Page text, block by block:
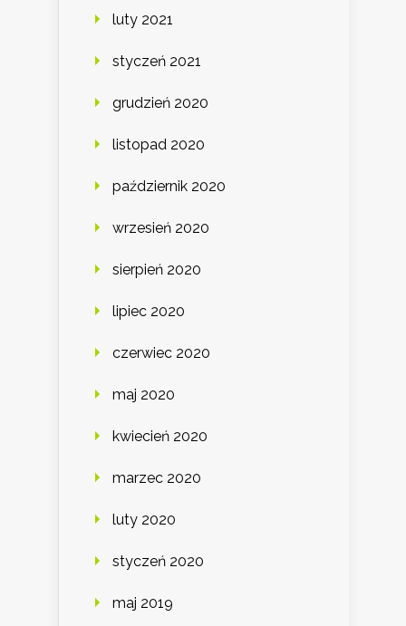
luty 2021
styczeń 2021
grudzień 2020
listopad 2020
październik 2020
wrzesień 2020
sierpień 2020
lipiec 2020
czerwiec 2020
maj 2020
kwiecień 2020
marzec 2020
luty 2020
styczeń 2020
maj 2019